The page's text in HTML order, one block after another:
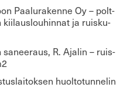
Paa­lu­ra­ken­ne Oy – polt­
kii­laus­lou­hin­nat ja ruis­ku­
R. Aja­lin – ruis­
huol­to­tun­ne­lin